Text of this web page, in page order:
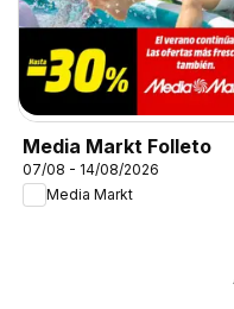
Media Markt Folleto
07/08 - 14/08/2026
Media Markt